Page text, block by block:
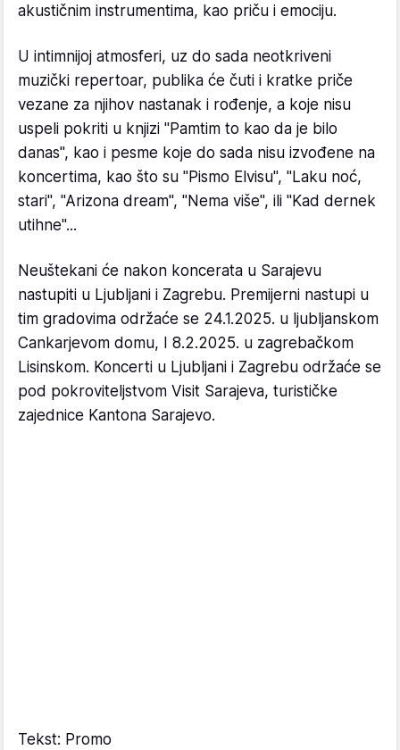
akustičnim instrumentima, kao priču i emociju.
U intimnijoj atmosferi, uz do sada neotkriveni
muzički repertoar, publika će čuti i kratke priče
vezane za njihov nastanak i rođenje, a koje nisu
uspeli pokriti u knjizi "Pamtim to kao da je bilo
danas", kao i pesme koje do sada nisu izvođene na
koncertima, kao što su "Pismo Elvisu", "Laku noć,
stari", "Arizona dream", "Nema više", ili "Kad dernek
utihne"...
Neuštekani će nakon koncerata u Sarajevu
nastupiti u Ljubljani i Zagrebu. Premijerni nastupi u
tim gradovima održaće se 24.1.2025. u ljubljanskom
Cankarjevom domu, I 8.2.2025. u zagrebačkom
Lisinskom. Koncerti u Ljubljani i Zagrebu održaće se
pod pokroviteljstvom Visit Sarajeva, turističke
zajednice Kantona Sarajevo.
Tekst: Promo